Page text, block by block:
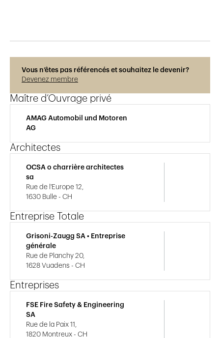
Vous n’êtes pas référencés et souhaitez le devenir?
Devenez membre
Maître d’Ouvrage privé
AMAG Automobil und Motoren
AG
Architectes
OCSA o charrière architectes
sa
Rue de l'Europe 12,
1630 Bulle - CH
Entreprise Totale
Grisoni-Zaugg SA • Entreprise
générale
Rue de Planchy 20,
1628 Vuadens - CH
Entreprises
FSE Fire Safety & Engineering
SA
Rue de la Paix 11,
1820 Montreux - CH